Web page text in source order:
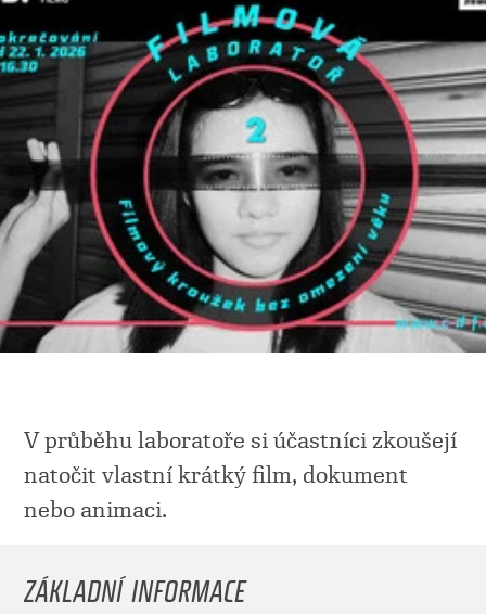
V průběhu laboratoře si účastníci zkoušejí
natočit vlastní krátký film, dokument
nebo animaci.
ZÁKLADNÍ INFORMACE